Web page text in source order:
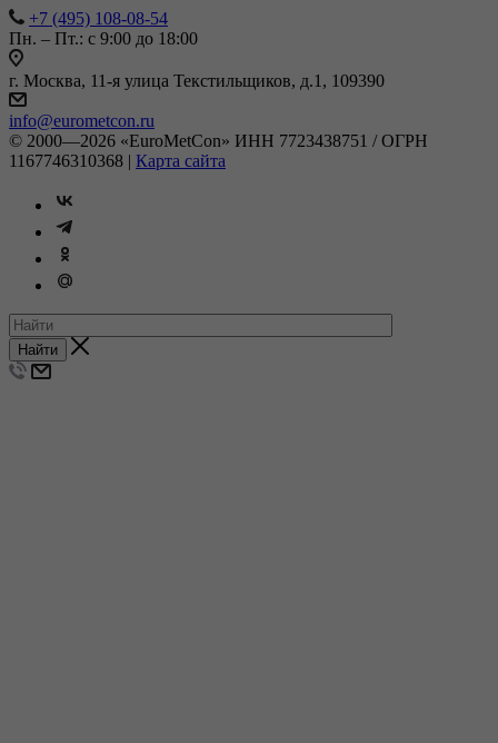
+7 (495) 108-08-54
Пн. – Пт.: с 9:00 до 18:00
г. Москва, 11-я улица Текстильщиков, д.1, 109390
info@eurometcon.ru
© 2000—2026 «EuroMetCon» ИНН 7723438751 / ОГРН
1167746310368 | Карта сайта
Найти